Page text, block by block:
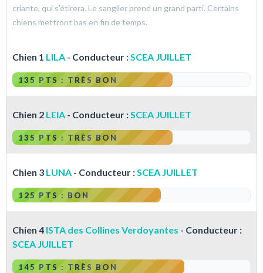
criante, qui s’étirera. Le sanglier prend un grand parti. Certains
chiens mettront bas en fin de temps.
Chien 1 LILA - Conducteur :SCEA JUILLET
135 PTS : TRÈS BON
Chien 2 LEIA - Conducteur :SCEA JUILLET
135 PTS : TRÈS BON
Chien 3 LUNA - Conducteur :SCEA JUILLET
125 PTS : BON
Chien 4 ISTA des Collines Verdoyantes - Conducteur :
SCEA JUILLET
145 PTS : TRÈS BON